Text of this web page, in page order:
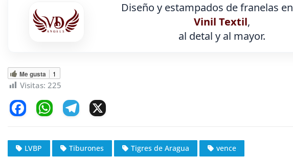
Diseño y estampados de franelas en
Vinil Textil,
al detal y al mayor.
Me gusta 1
Visitas: 225
c
W
at e
LVBP Tiburones Tigres de Aragua vence